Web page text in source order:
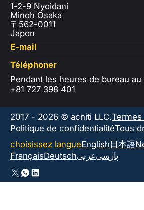
1-2-9 Nyoidani
Minoh Osaka
〒562-0011
Japon
E-mail
Téléphoner
Pendant les heures de bureau au
+81 727 398 401
2017 - 2026 © acniti LLC.
Politique de confidentialitéTous
choisissez langueEnglish日本語
FrançaisDeutschعربىپارسی